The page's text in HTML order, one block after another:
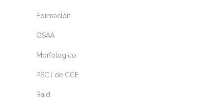
Formación
GSAA
Morfologico
PSCJ de CCE
Raid